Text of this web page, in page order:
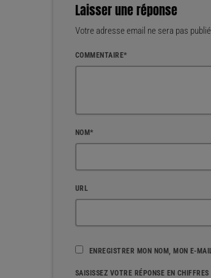
Laisser une réponse
Votre adresse email ne sera pas
COMMENTAIRE*
NOM*
URL
ENREGISTRER MON NOM, MON E-
SAISISSEZ VOTRE RÉPONSE EN CHIFFRES